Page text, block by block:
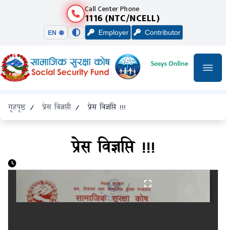
Call Center Phone
1116 (NTC/NCELL)
EN 🌐 Employer Contributor
गृहपृष्ठ / प्रेस विज्ञप्ती / प्रेस विज्ञप्ति !!!
प्रेस विज्ञप्ति !!!